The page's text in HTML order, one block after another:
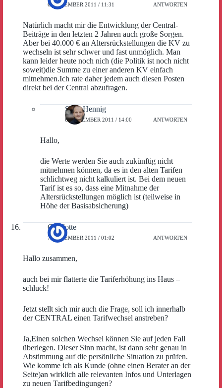
6. DEZEMBER 2011 / 11:31 ANTWORTEN
Natürlich macht mir die Entwicklung der Central-
Beiträge in den letzten 2 Jahren auch große Sorgen.
Aber bei 40.000 € an Altersrückstellungen die KV zu
wechseln ist sehr schwer und fast unmöglich. Man
kann leider heute noch nich (die Politik ist noch nicht
soweit)die Summe zu einer anderen KV einfach
mitnehmen.Ich rate daher jedem auch diesen Posten
direkt bei der Central abzufragen.
Sven Hennig
6. DEZEMBER 2011 / 14:00 ANTWORTEN
Hallo,
die Werte werden Sie auch zukünftig nicht
mitnehmen können, da es in den alten Tarifen
schlichtweg nicht kalkuliert ist. Bei dem neuen
Tarif ist es so, dass eine Mitnahme der
Altersrückstellungen möglich ist (teilweise in
Höhe der Basisabsicherung)
Charlotte
7. DEZEMBER 2011 / 01:02 ANTWORTEN
Hallo zusammen,
auch bei mir flatterte die Tariferhöhung ins Haus –
schluck!
Jetzt stellt sich mir auch die Frage, soll ich innerhalb
der CENTRAL einen Tarifwechsel anstreben?
Ja,Einen solchen Wechsel können Sie auf jeden Fall
überlegen. Dieser Sinn macht, ist dann sehr genau in
Abstimmung auf die persönliche Situation zu prüfen.
Wie komme ich als Kunde (ohne einen Berater an der
Seite)an wirklich alle relevanten Infos und Unterlagen
zu neuen Tarifbedingungen?